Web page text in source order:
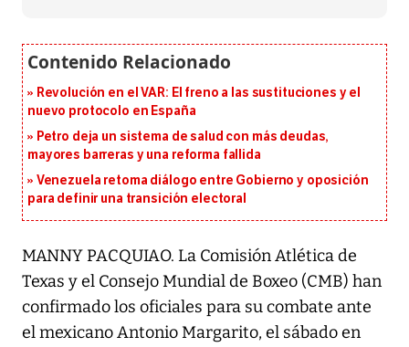
Revolución en el VAR: El freno a las sustituciones y el
nuevo protocolo en España
Petro deja un sistema de salud con más deudas,
mayores barreras y una reforma fallida
Venezuela retoma diálogo entre Gobierno y oposición
para definir una transición electoral
MANNY PACQUIAO. La Comisión Atlética de
Texas y el Consejo Mundial de Boxeo (CMB) han
confirmado los oficiales para su combate ante
el mexicano Antonio Margarito, el sábado en